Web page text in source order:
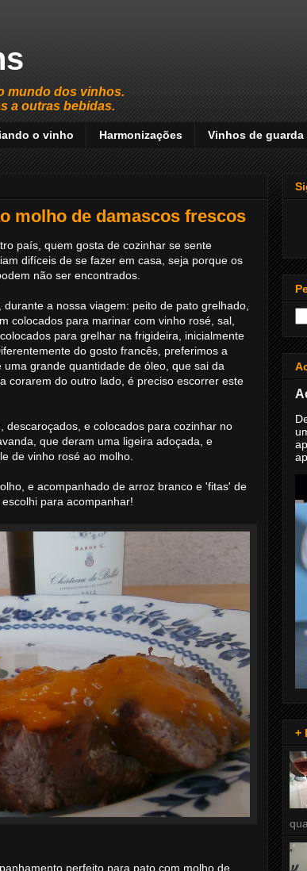
mundo dos vinhos.
a outras bebidas.
o vinho Harmonizações Vinhos de guarda
molho de damascos frescos
país, quem gosta de cozinhar se sente
difíceis de se fazer em casa, seja porque os
não ser encontrados.
a nossa viagem: peito de pato grelhado,
colocados para marinar com vinho rosé, sal,
para grelhar na frigideira, inicialmente
do gosto francês, preferimos a
grande quantidade de óleo, que sai da
corarem do outro lado, é preciso escorrer este
e colocados para cozinhar no
que deram uma ligeira adoçada, e
de vinho rosé ao molho.
e acompanhado de arroz branco e 'fitas' de
para acompanhar!
perfeito para pato com molho de
+